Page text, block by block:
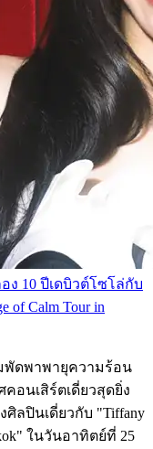
ง 10 ปีเดบิวต์โซโล่กับ
of Calm Tour in
มพัดพาพายุความร้อน
อนเสิร์ตเดี่ยวสุดยิ่ง
ลปินเดี่ยวกับ "Tiffany
ในวันอาทิตย์ที่ 25